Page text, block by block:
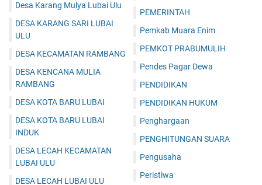
Desa Karang Mulya Lubai Ulu
DESA KARANG SARI LUBAI
ULU
DESA KECAMATAN RAMBANG
DESA KENCANA MULIA
RAMBANG
DESA KOTA BARU LUBAI
DESA KOTA BARU LUBAI
INDUK
DESA LECAH KECAMATAN
LUBAI ULU
DESA LECAH LUBAI ULU
PEMERINTAH
Pemkab Muara Enim
PEMKOT PRABUMULIH
Pendes Pagar Dewa
PENDIDIKAN
PENDIDIKAN HUKUM
Penghargaan
PENGHITUNGAN SUARA
Pengusaha
Peristiwa